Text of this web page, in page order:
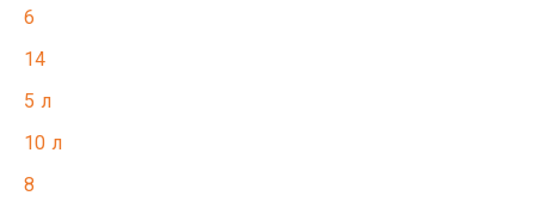
6
14
5 л
10 л
8